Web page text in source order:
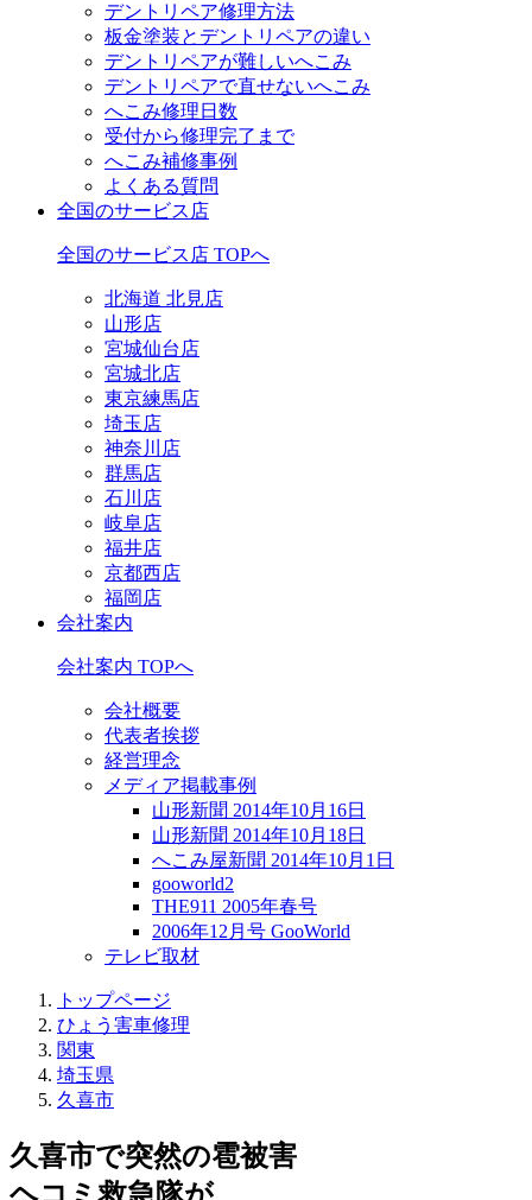
デントリペア修理方法
板金塗装とデントリペアの違い
デントリペアが難しいへこみ
デントリペアで直せないへこみ
へこみ修理日数
受付から修理完了まで
へこみ補修事例
よくある質問
全国のサービス店
全国のサービス店 TOPへ
北海道 北見店
山形店
宮城仙台店
宮城北店
東京練馬店
埼玉店
神奈川店
群馬店
石川店
岐阜店
福井店
京都西店
福岡店
会社案内
会社案内 TOPへ
会社概要
代表者挨拶
経営理念
メディア掲載事例
山形新聞 2014年10月16日
山形新聞 2014年10月18日
へこみ屋新聞 2014年10月1日
gooworld2
THE911 2005年春号
2006年12月号 GooWorld
テレビ取材
トップページ
ひょう害車修理
関東
埼玉県
久喜市
久喜市で突然の雹被害